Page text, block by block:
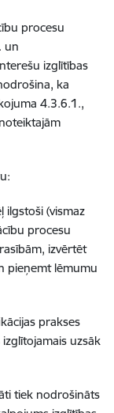
procesu
un
izglītības
ka
4.3.6.1.,
ilgstoši (vismaz
procesu
izvērtēt
pieņemt lēmumu
prakses
uzsāk
tiek nodrošināts